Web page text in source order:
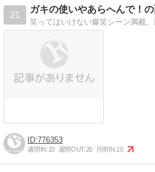
21
ガキの使いやあらへんで！
776353
週間IN:10 週間OUT:20 月間IN:10